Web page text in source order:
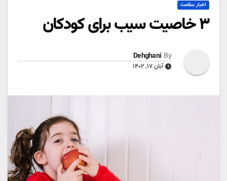
اخبار سلامت
۳ خاصیت سیب برای کودکان
By
Dehghani
آبان ۱۷, ۱۴۰۲